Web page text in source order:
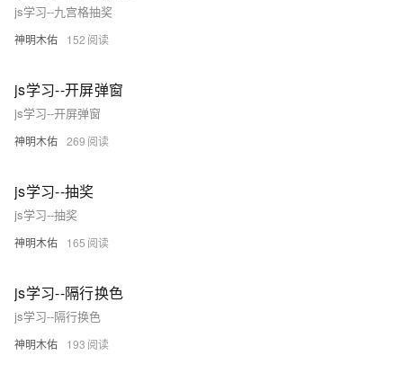
js学习--九宫格抽奖
神明木佑 152
js学习--开屏弹窗
js学习--开屏弹窗
神明木佑 269
js学习--抽奖
js学习--抽奖
神明木佑 165
js学习--隔行换色
js学习--隔行换色
神明木佑 193